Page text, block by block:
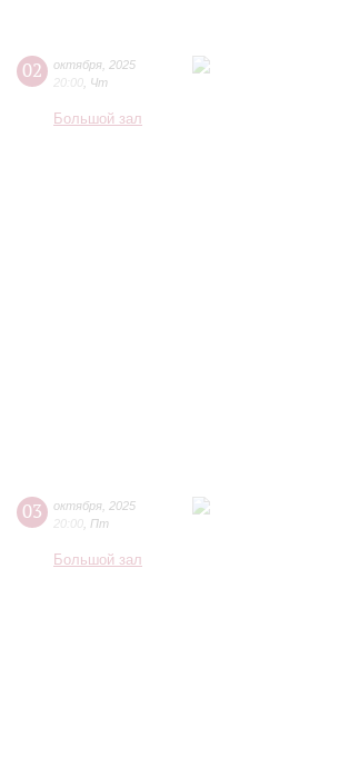
02 октября 2025
20:00 Чт
Большой зал
03 октября 2025
20:00 Пт
Большой зал